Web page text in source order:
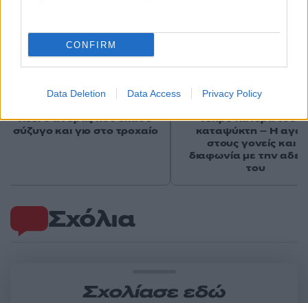
CONFIRM
Data Deletion Data Access Privacy Policy
Σχόλια
Σχολίασε εδώ
έχασα όλα, κάτι με
λέει ο άνδρας που έχασε
σύζυγο και γιο στο τροχαίο
υπερασπιστική
νεκρό πατέρα του
καταψύκτη – Η
στους γονείς και η
διαφωνία με την
του